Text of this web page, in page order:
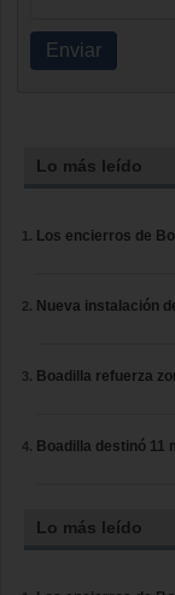
Enviar
Lo más leído
Los encierros de
Nueva instalación
Boadilla refuerza
Boadilla destinó 11
Lo más leído